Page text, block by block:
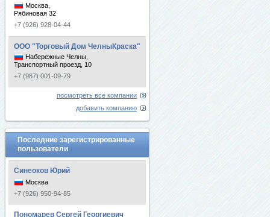
Москва,
Рябиновая 32
+7 (926) 928-04-44
ООО "Торговый Дом ЧелныКраска"
Набережные Челны,
Транспортный проезд, 10
+7 (987) 001-09-79
посмотреть все компании
добавить компанию
Последние зарегистрированные
пользователи
Синеоков Юрий
Москва
+7 (926) 950-94-85
Пономарев Сергей Георгиевич